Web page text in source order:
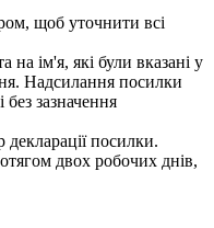
щоб уточнити всі
ім'я, які були вказані у
Надсилання посилки
і без зазначення
посилки.
двох робочих днів,